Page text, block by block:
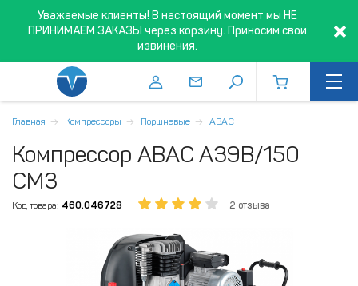
Уважаемые клиенты! В настоящий момент мы НЕ
ПРИНИМАЕМ ЗАКАЗЫ через корзину. Приносим свои
извинения.
Главная Компрессоры Поршневые ABAC
Компрессор ABAC A39B/150
CM3
Код товара: 460.046728 2 отзыва